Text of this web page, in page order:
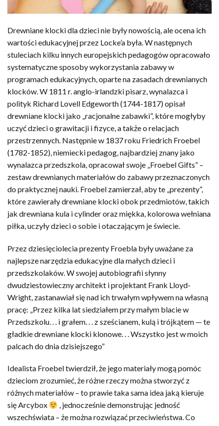
Drewniane klocki dla dzieci nie były nowością, ale ocena ich
wartości edukacyjnej przez Locke’a była. W następnych
stuleciach kilku innych europejskich pedagogów opracowało
systematyczne sposoby wykorzystania zabawy w
programach edukacyjnych, oparte na zasadach drewnianych
klocków. W 1811 r. anglo-irlandzki pisarz, wynalazca i
polityk Richard Lovell Edgeworth (1744-1817) opisał
drewniane klocki jako „racjonalne zabawki”, które mogłyby
uczyć dzieci o grawitacji i fizyce, a także o relacjach
przestrzennych. Następnie w 1837 roku Friedrich Froebel
(1782-1852), niemiecki pedagog, najbardziej znany jako
wynalazca przedszkola, opracował swoje „Froebel Gifts” –
zestaw drewnianych materiałów do zabawy przeznaczonych
do praktycznej nauki. Froebel zamierzał, aby te „prezenty”,
które zawierały drewniane klocki obok przedmiotów, takich
jak drewniana kula i cylinder oraz miękka, kolorowa wełniana
piłka, uczyły dzieci o sobie i otaczającym je świecie.
Przez dziesięciolecia prezenty Froebla były uważane za
najlepsze narzędzia edukacyjne dla małych dzieci i
przedszkolaków. W swojej autobiografii słynny
dwudziestowieczny architekt i projektant Frank Lloyd-
Wright, zastanawiał się nad ich trwałym wpływem na własną
pracę: „Przez kilka lat siedziałem przy małym blacie w
Przedszkolu. . . i grałem. . . z sześcianem, kulą i trójkątem — te
gładkie drewniane klocki klonowe. . . Wszystko jest w moich
palcach do dnia dzisiejszego”
Idealista Froebel twierdził, że jego materiały mogą pomóc
dzieciom zrozumieć, że różne rzeczy można stworzyć z
różnych materiałów – to prawie taka sama idea jaką kieruje
się Arcybox
, jednocześnie demonstrując jedność
wszechświata – że można rozwiązać przeciwieństwa. Co